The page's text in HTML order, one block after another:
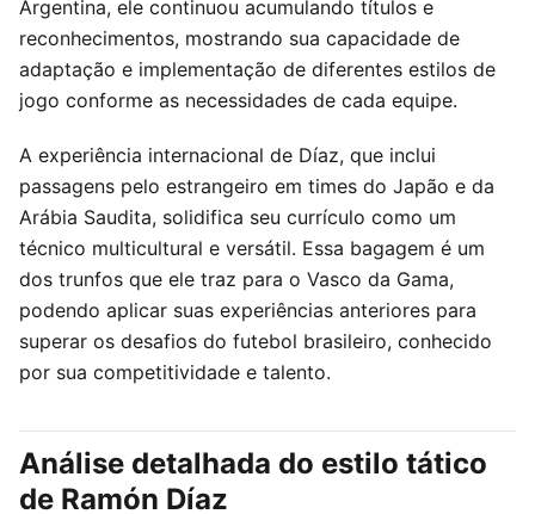
Argentina, ele continuou acumulando títulos e
reconhecimentos, mostrando sua capacidade de
adaptação e implementação de diferentes estilos de
jogo conforme as necessidades de cada equipe.
A experiência internacional de Díaz, que inclui
passagens pelo estrangeiro em times do Japão e da
Arábia Saudita, solidifica seu currículo como um
técnico multicultural e versátil. Essa bagagem é um
dos trunfos que ele traz para o Vasco da Gama,
podendo aplicar suas experiências anteriores para
superar os desafios do futebol brasileiro, conhecido
por sua competitividade e talento.
Análise detalhada do estilo tático
de Ramón Díaz